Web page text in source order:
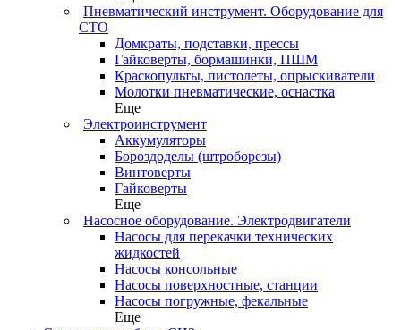
Пневматический инструмент. Оборудование для
СТО
Домкраты, подставки, прессы
Гайковерты, бормашинки, ПШМ
Краскопульты, пистолеты, опрыскиватели
Молотки пневматические, оснастка
Еще
Электроинструмент
Аккумуляторы
Бороздоделы (штроборезы)
Винтоверты
Гайковерты
Еще
Насосное оборудование. Электродвигатели
Насосы для перекачки технических
жидкостей
Насосы консольные
Насосы поверхностные, станции
Насосы погружные, фекальные
Еще